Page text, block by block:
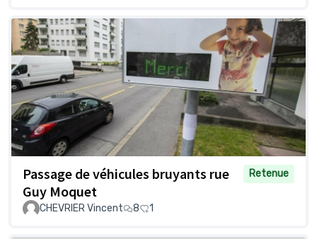
Passage de véhicules bruyants rue
Guy Moquet
Retenue
CHEVRIER Vincent 8 1